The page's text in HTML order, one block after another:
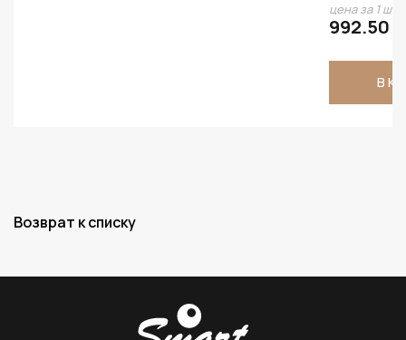
цена за 1 шт
992.50 ₽
В
Возврат к списку